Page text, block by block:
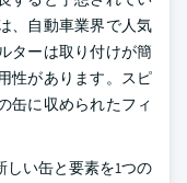
、自動車業界で人気
ターは取り付けが簡
性があります。スピ
缶に収められたフィ
い缶と要素を1つの